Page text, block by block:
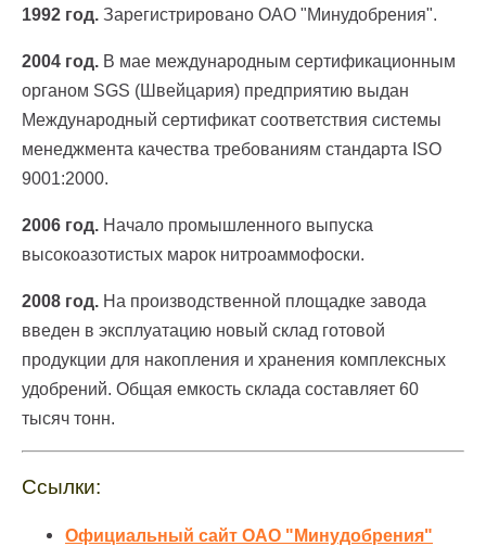
1992 год. Зарегистрировано ОАО "Минудобрения".
2004 год. В мае международным сертификационным
органом SGS (Швейцария) предприятию выдан
Международный сертификат соответствия системы
менеджмента качества требованиям стандарта ISO
9001:2000.
2006 год. Начало промышленного выпуска
высокоазотистых марок нитроаммофоски.
2008 год. На производственной площадке завода
введен в эксплуатацию новый склад готовой
продукции для накопления и хранения комплексных
удобрений. Общая емкость склада составляет 60
тысяч тонн.
Ссылки:
Официальный сайт ОАО "Минудобрения"